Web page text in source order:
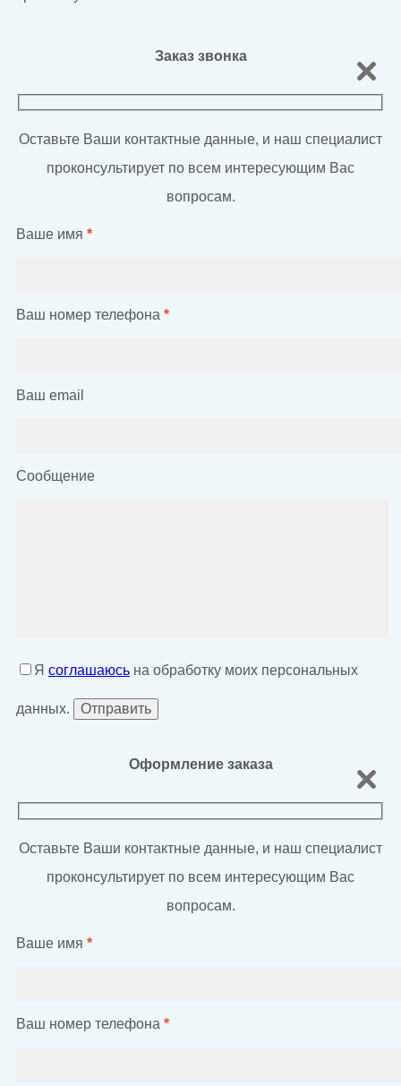
Заказ звонка
Оставьте Ваши контактные данные, и наш специалист
проконсультирует по всем интересующим Вас
вопросам.
Ваше имя *
Ваш номер телефона *
Ваш email
Сообщение
Я соглашаюсь на обработку моих персональных
данных.
Оформление заказа
Оставьте Ваши контактные данные, и наш специалист
проконсультирует по всем интересующим Вас
вопросам.
Ваше имя *
Ваш номер телефона *